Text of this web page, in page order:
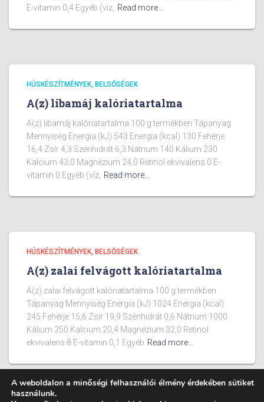
E-vitamin 0,4 Egyéb (víz, Read more…
HÚSKÉSZÍTMÉNYEK, BELSŐSÉGEK
A(z) libamáj kalóriatartalma
A(z) libamáj kalóriatartalma 100 g termékben Tápanyag
Mennyiség Energia (kJ) 543 Energia (kcal) 130 Fehérje
16,4 Zsír 4,3 Szénhidrát 6,3 Nátrium 140 Kálium 230
Kalcium 43,0 Magnézium 24,0 Retinol ekvivalens 0 E-
vitamin 0 Egyéb (víz, Read more…
HÚSKÉSZÍTMÉNYEK, BELSŐSÉGEK
A(z) zalai felvágott kalóriatartalma
A(z) zalai felvágott kalóriatartalma 100 g termékben
Tápanyag Mennyiség Energia (kJ) 1024 Energia (kcal)
245 Fehérje 15,6 Zsír 19,9 Szénhidrát 0,6 Nátrium 1000
Kálium 250 Kalcium 20,4 Magnézium 32,0 Retinol
ekvivalens 8 E-vitamin 0,1 Egyéb Read more…
A weboldalon a minőségi felhasználói élmény érdekében sütiket
használunk.